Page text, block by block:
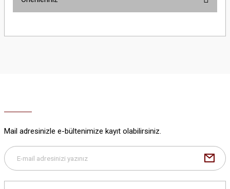
yetersiz gördüğünüz noktaları öneri formunu kullanarak tarafımıza
Bu ürüne benzer farklı alternatifler olmalı.
Mail adresinizle e-bültenimize kayıt olabilirsiniz.